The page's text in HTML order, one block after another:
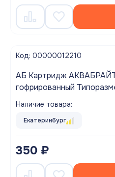
Код: 00000012210
АБ Картридж АКВАБРАЙТ ГП-20М
гофрированный
Наличие товара:
Екатеринбург
350 ₽